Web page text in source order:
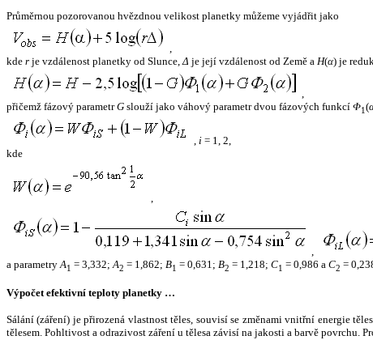
Průměrnou pozorovanou hvězdnou velikost planetky můžeme vyjádřit jako
,
kde r je vzdálenost planetky od Slunce,Δ je její vzdálenost od Země a H(α) je
,
přičemž fázový parametrG slouží jako váhový parametr dvou fázových funkcí Φ1(
, i = 1, 2,
kde
,
,
a parametryA1 = 3,332;A2 = 1,862; B1 = 0,631; B2 = 1,218; C1 = 0,986 a C2 =
Výpočet efektivní teploty planetky …
Sálání (záření) je přirozená vlastnost těles, souvisí se změnami vnitřní energie
tělesem. Pohltivost a odrazivost záření u tělesa závisí na jakosti a barvě povrchu.